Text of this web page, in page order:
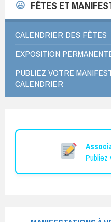
FÊTES ET
CALENDRIER DES FÊTES
EXPOSITION
PUBLIEZ VOTRE
CALENDRIER
Publiez